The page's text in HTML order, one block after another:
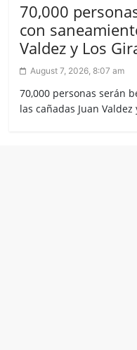
70,000
con
Valdez y Los
August 7, 2026, 8:07 am
70,000 personas serán
las cañadas Juan Valdez